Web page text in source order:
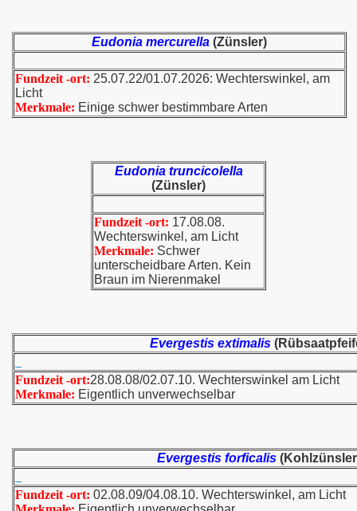
Eudonia mercurella (Zünsler)
Fundzeit -ort: 25.07.22/01.07.2026: Wechterswinkel, am
Licht
Merkmale: Einige schwer bestimmbare Arten
Eudonia truncicolella
(Zünsler)
Fundzeit -ort: 17.08.08.
Wechterswinkel, am Licht
Merkmale: Schwer
unterscheidbare Arten. Kein
Braun im Nierenmakel
Evergestis extimalis
Fundzeit -ort:28.08.08/02.07.10. Wechterswinkel am Licht
Merkmale: Eigentlich unverwechselbar
Evergestis forficalis
Fundzeit -ort: 02.08.09/04.08.10. Wechterswinkel, am Licht